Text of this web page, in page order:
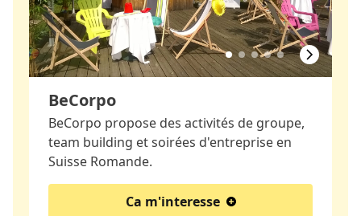
BeCorpo
BeCorpo propose des activités de groupe,
team building et soirées d'entreprise en
Suisse Romande.
Ca m'interesse